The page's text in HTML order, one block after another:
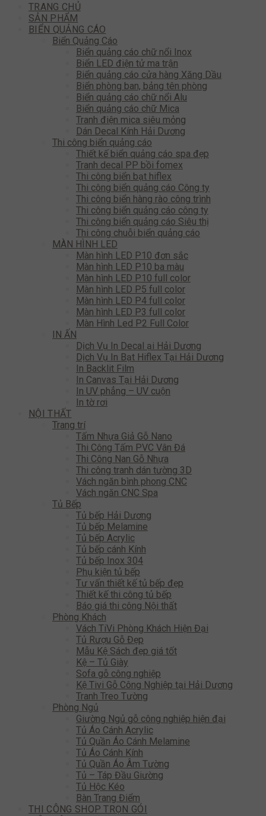
TRANG CHỦ
SẢN PHẨM
BIỂN QUẢNG CÁO
Biển Quảng Cáo
Biển quảng cáo chữ nổi Inox
Biển LED điện tử ma trận
Biển quảng cáo cửa hàng Xăng Dầu
Biển phòng ban, bảng tên phòng
Biển quảng cáo chữ nổi Alu
Biển quảng cáo chữ Mica
Tranh điện mica siêu mỏng
Dán Decal Kính Hải Dương
Thi công biển quảng cáo
Thiết kế biển quảng cáo spa đẹp
Tranh decal PP bồi fomex
Thi công biển bạt hiflex
Thi công biển quảng cáo Công ty
Thi công biển hàng rào công trình
Thi công biển quảng cáo công ty
Thi công biển quảng cáo Siêu thị
Thi công chuỗi biển quảng cáo
MÀN HÌNH LED
Màn hình LED P10 đơn sắc
Màn hình LED P10 ba màu
Màn hình LED P10 full color
Màn hình LED P5 full color
Màn hình LED P4 full color
Màn hình LED P3 full color
Màn Hình Led P2 Full Color
IN ẤN
Dịch Vụ In Decal ại Hải Dương
Dịch Vụ In Bạt Hiflex Tại Hải Dương
In Backlit Film
In Canvas Tại Hải Dương
In UV phẳng – UV cuộn
In tờ rơi
NỘI THẤT
Trang trí
Tấm Nhựa Giả Gỗ Nano
Thi Công Tấm PVC Vân Đá
Thi Công Nan Gỗ Nhựa
Thi công tranh dán tường 3D
Vách ngăn bình phong CNC
Vách ngăn CNC Spa
Tủ Bếp
Tủ bếp Hải Dương
Tủ bếp Melamine
Tủ bếp Acrylic
Tủ bếp cánh Kính
Tủ bếp Inox 304
Phụ kiện tủ bếp
Tư vấn thiết kế tủ bếp đẹp
Thiết kế thi công tủ bếp
Báo giá thi công Nội thất
Phòng Khách
Vách TiVi Phòng Khách Hiện Đại
Tủ Rượu Gỗ Đẹp
Mẫu Kệ Sách đẹp giá tốt
Kệ – Tủ Giày
Sofa gỗ công nghiệp
Kệ Tivi Gỗ Công Nghiệp tại Hải Dương
Tranh Treo Tường
Phòng Ngủ
Giường Ngủ gỗ công nghiệp hiện đại
Tủ Áo Cánh Acrylic
Tủ Quần Áo Cánh Melamine
Tủ Áo Cánh Kính
Tủ Quần Áo Âm Tường
Tủ – Táp Đầu Giường
Tủ Hộc Kéo
Bàn Trang Điểm
THI CÔNG SHOP TRỌN GÓI